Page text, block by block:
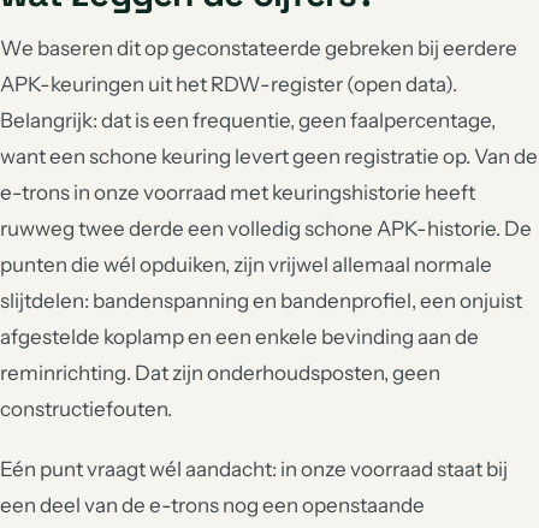
We baseren dit op geconstateerde gebreken bij eerdere
APK-keuringen uit het RDW-register (open data).
Belangrijk: dat is een frequentie, geen faalpercentage,
want een schone keuring levert geen registratie op. Van de
e-trons in onze voorraad met keuringshistorie heeft
ruwweg twee derde een volledig schone APK-historie. De
punten die wél opduiken, zijn vrijwel allemaal normale
slijtdelen: bandenspanning en bandenprofiel, een onjuist
afgestelde koplamp en een enkele bevinding aan de
reminrichting. Dat zijn onderhoudsposten, geen
constructiefouten.
Eén punt vraagt wél aandacht: in onze voorraad staat bij
een deel van de e-trons nog een openstaande